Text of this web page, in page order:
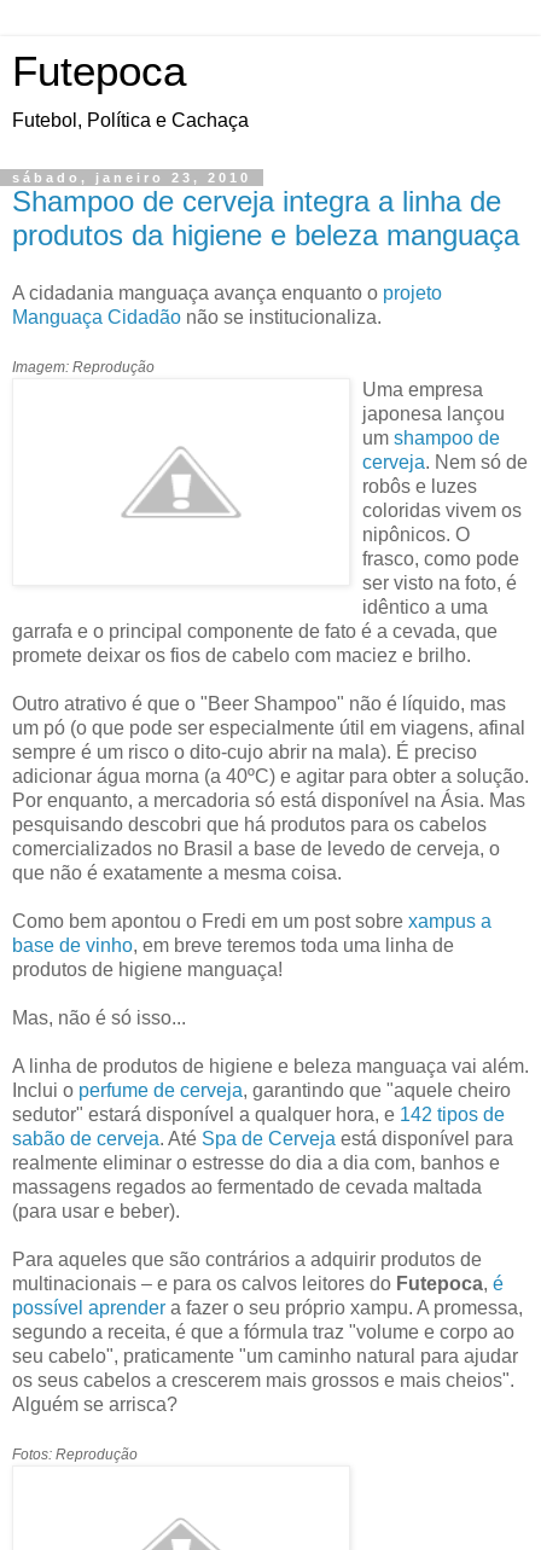
Futepoca
Futebol, Política e Cachaça
sábado, janeiro 23, 2010
Shampoo de cerveja integra a linha de
produtos da higiene e beleza manguaça
A cidadania manguaça avança enquanto o projeto
Manguaça Cidadão não se institucionaliza.
Imagem: Reprodução
Uma empresa
japonesa lançou
um shampoo de
cerveja. Nem só de
robôs e luzes
coloridas vivem os
nipônicos. O
frasco, como pode
ser visto na foto, é
idêntico a uma
garrafa e o principal componente de fato é a cevada, que
promete deixar os fios de cabelo com maciez e brilho.
Outro atrativo é que o "Beer Shampoo" não é líquido, mas
um pó (o que pode ser especialmente útil em viagens, afinal
sempre é um risco o dito-cujo abrir na mala). É preciso
adicionar água morna (a 40ºC) e agitar para obter a solução.
Por enquanto, a mercadoria só está disponível na Ásia. Mas
pesquisando descobri que há produtos para os cabelos
comercializados no Brasil a base de levedo de cerveja, o
que não é exatamente a mesma coisa.
Como bem apontou o Fredi em um post sobre xampus a
base de vinho, em breve teremos toda uma linha de
produtos de higiene manguaça!
Mas, não é só isso...
A linha de produtos de higiene e beleza manguaça vai além.
Inclui o perfume de cerveja, garantindo que "aquele cheiro
sedutor" estará disponível a qualquer hora, e 142 tipos de
sabão de cerveja. Até Spa de Cerveja está disponível para
realmente eliminar o estresse do dia a dia com, banhos e
massagens regados ao fermentado de cevada maltada
(para usar e beber).
Para aqueles que são contrários a adquirir produtos de
multinacionais – e para os calvos leitores do Futepoca, é
possível aprender a fazer o seu próprio xampu. A promessa,
segundo a receita, é que a fórmula traz "volume e corpo ao
seu cabelo", praticamente "um caminho natural para ajudar
os seus cabelos a crescerem mais grossos e mais cheios".
Alguém se arrisca?
Fotos: Reprodução